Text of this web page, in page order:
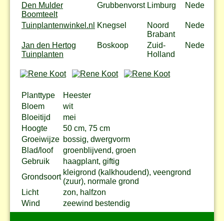
Den Mulder
Boomteelt
Grubbenvorst Limburg Nederland
Tuinplantenwinkel.nl Knegsel
Noord
Brabant
Nederland
Jan den Hertog
Tuinplanten
Boskoop
Zuid-
Holland
Nederland
Planttype
Heester
Bloem
wit
Bloeitijd
mei
Hoogte
50 cm, 75 cm
Groeiwijze bossig, dwergvorm
Blad/loof
groenblijvend, groen
Gebruik
haagplant, giftig
Grondsoort
kleigrond (kalkhoudend), veengrond
(zuur), normale grond
Licht
zon, halfzon
Wind
zeewind bestendig